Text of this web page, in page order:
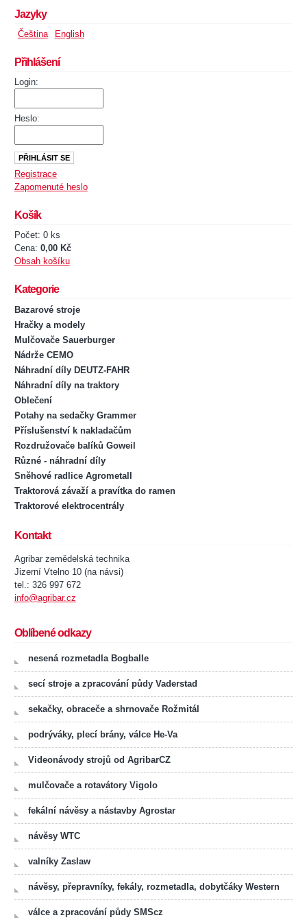
Jazyky
Čeština English
Přihlášení
Login:
Heslo:
Registrace
Zapomenuté heslo
Košík
Počet: 0 ks
Cena: 0,00 Kč
Obsah košíku
Kategorie
Bazarové stroje
Hračky a modely
Mulčovače Sauerburger
Nádrže CEMO
Náhradní díly DEUTZ-FAHR
Náhradní díly na traktory
Oblečení
Potahy na sedačky Grammer
Příslušenství k nakladačům
Rozdružovače balíků Goweil
Různé - náhradní díly
Sněhové radlice Agrometall
Traktorová závaží a pravítka do ramen
Traktorové elektrocentrály
Kontakt
Agribar zemědelská technika
Jizerní Vtelno 10 (na návsi)
tel.: 326 997 672
info@agribar.cz
Oblíbené odkazy
nesená rozmetadla Bogballe
secí stroje a zpracování půdy Vaderstad
sekačky, obraceče a shrnovače Rožmitál
podrýváky, plecí brány, válce He-Va
Videonávody strojů od AgribarCZ
mulčovače a rotavátory Vigolo
fekální návěsy a nástavby Agrostar
návěsy WTC
valníky Zaslaw
návěsy, přepravníky, fekály, rozmetadla, dobytčáky Western
válce a zpracování půdy SMScz